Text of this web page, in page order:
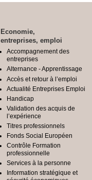
Economie,
entreprises, emploi
Accompagnement des
entreprises
Alternance - Apprentissage
Accès et retour à l’emploi
Actualité Entreprises Emploi
Handicap
Validation des acquis de
l’expérience
Titres professionnels
Fonds Social Européen
Contrôle Formation
professionnelle
Services à la personne
Information stratégique et